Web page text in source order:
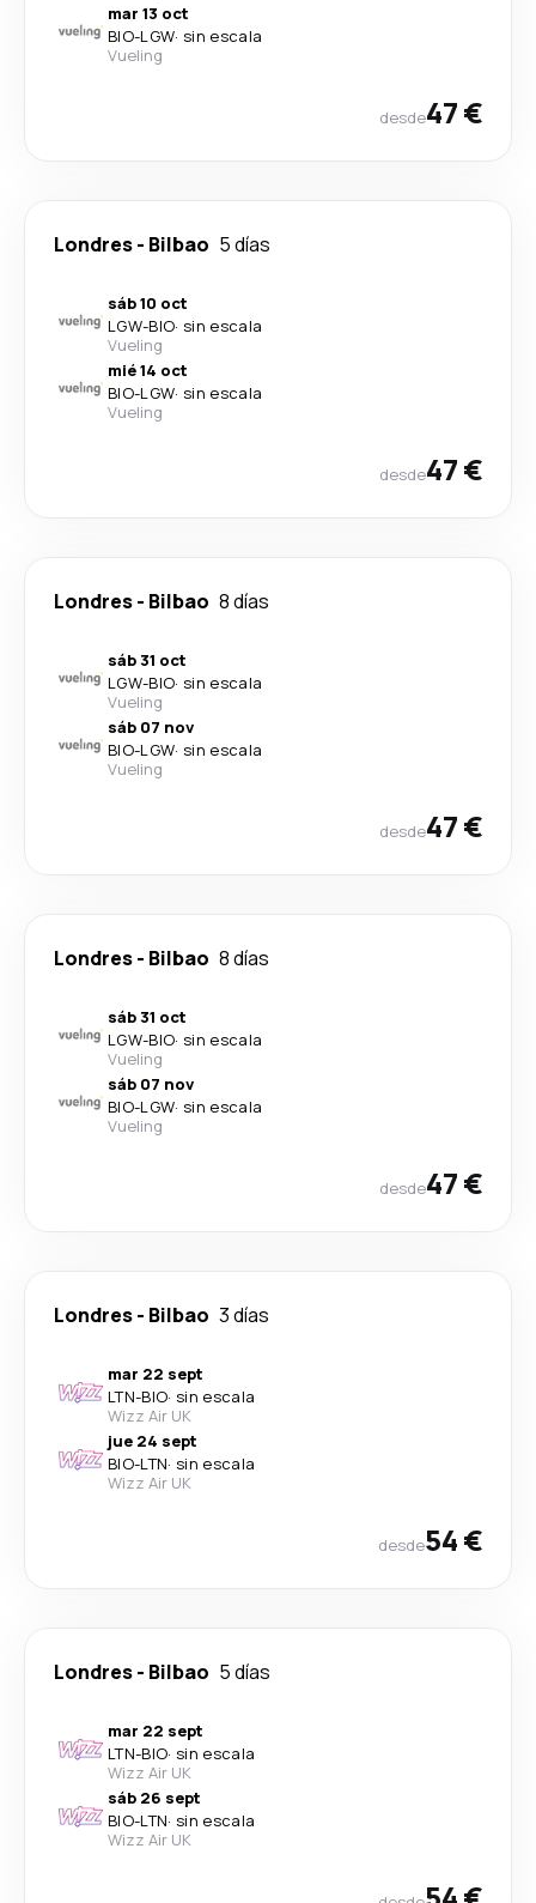
mar 13 oct
BIO-LGW· sin escala
Vueling
desde47 €
Londres- Bilbao 5 días
sáb 10 oct
LGW-BIO· sin escala
Vueling
mié 14 oct
BIO-LGW· sin escala
Vueling
desde47 €
Londres- Bilbao 8 días
sáb 31 oct
LGW-BIO· sin escala
Vueling
sáb 07 nov
BIO-LGW· sin escala
Vueling
desde47 €
Londres- Bilbao 8 días
sáb 31 oct
LGW-BIO· sin escala
Vueling
sáb 07 nov
BIO-LGW· sin escala
Vueling
desde47 €
Londres- Bilbao 3 días
mar 22 sept
LTN-BIO· sin escala
Wizz Air UK
jue 24 sept
BIO-LTN· sin escala
Wizz Air UK
desde54 €
Londres- Bilbao 5 días
mar 22 sept
LTN-BIO· sin escala
Wizz Air UK
sáb 26 sept
BIO-LTN· sin escala
Wizz Air UK